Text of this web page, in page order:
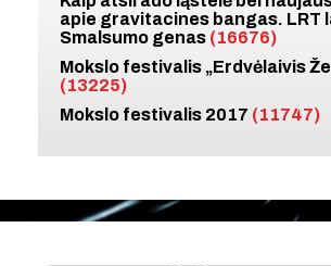
apie gravitacines bangas. LRT
Smalsumo genas (16676)
Mokslo festivalis „Erdvėlaivis
(13225)
Mokslo festivalis 2017 (11747)